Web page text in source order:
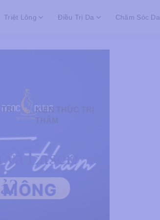
Triệt Lông Điều Trị Da Chăm Sóc Da
TRỊ
KIẾN THỨC TRỊ
THÂM
Laser: